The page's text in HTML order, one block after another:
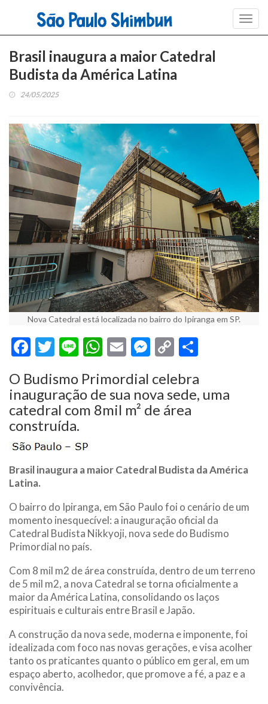
Brasil inaugura a maior Catedral
Budista da América Latina
24/05/2025
Nova Catedral está localizada no bairro do Ipiranga em SP.
Facebook
Twitter
LineWhatsApp
EmailMessenger
Copy
O Budismo Primordial celebra
inauguração de sua nova sede, uma
catedral com 8mil m² de área
construída.
Brasil inaugura a maior Catedral Budista da América
Latina.
O bairro do Ipiranga, em São Paulo foi o cenário de um
momento inesquecível: a inauguração oficial da
Catedral Budista Nikkyoji, nova sede do Budismo
Primordial no país.
Com 8 mil m2 de área construída, dentro de um terreno
de 5 mil m2, a nova Catedral se torna oficialmente a
maior da América Latina, consolidando os laços
espirituais e culturais entre Brasil e Japão.
A construção da nova sede, moderna e imponente, foi
idealizada com foco nas novas gerações, e visa acolher
tanto os praticantes quanto o público em geral, em um
espaço aberto, acolhedor, que promove a fé, a paz e a
convivência.